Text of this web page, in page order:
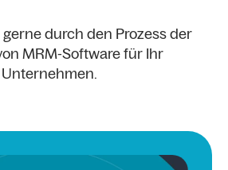
durch den Prozess der
MRM-Software für Ihr
Unternehmen.